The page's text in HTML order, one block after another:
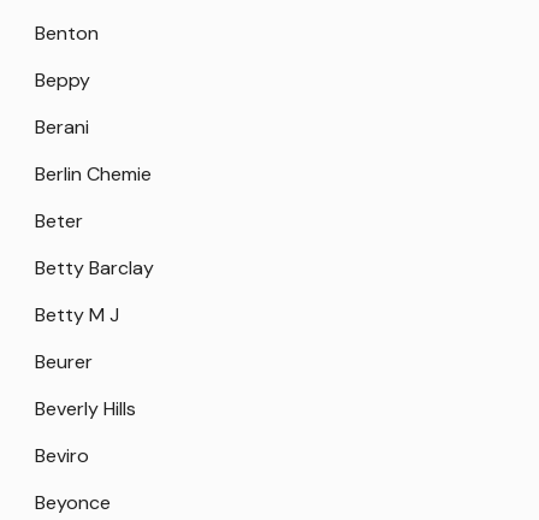
Benton
Beppy
Berani
Berlin Chemie
Beter
Betty Barclay
Betty M J
Beurer
Beverly Hills
Beviro
Beyonce